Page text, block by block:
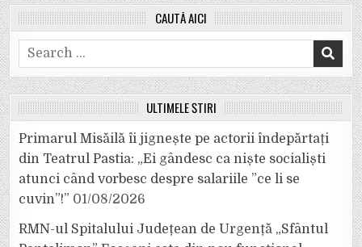
CAUTĂ AICI
Search
for:
ULTIMELE ȘTIRI
Primarul Misăilă îi jignește pe actorii îndepărtați
din Teatrul Pastia: „Ei gândesc ca niște socialiști
atunci când vorbesc despre salariile ”ce li se
cuvin”!” 01/08/2026
RMN-ul Spitalului Județean de Urgență „Sfântul